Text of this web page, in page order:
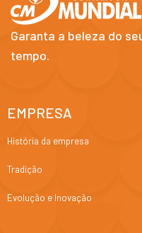
Garanta a beleza do
tempo.
EMPRESA
História da empresa
Tradição
Evolução e Inovação